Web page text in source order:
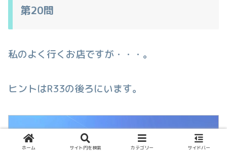
第20問
私のよく行くお店ですが・・・。
ヒントはR33の後ろにいます。
ホーム サイト内を検索 カテゴリー サイドバー